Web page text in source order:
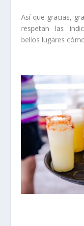
Así que gracias,
respetan las
bellos lugares